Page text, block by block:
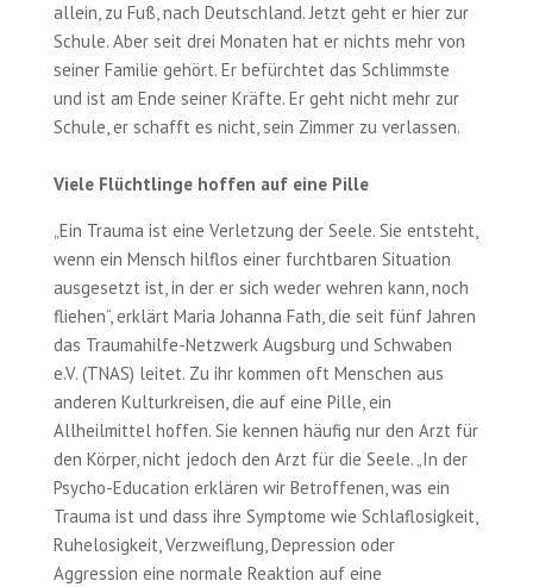
allein, zu Fuß, nach Deutschland. Jetzt geht er hier zur
Schule. Aber seit drei Monaten hat er nichts mehr von
seiner Familie gehört. Er befürchtet das Schlimmste
und ist am Ende seiner Kräfte. Er geht nicht mehr zur
Schule, er schafft es nicht, sein Zimmer zu verlassen.
Viele Flüchtlinge hoffen auf eine Pille
„Ein Trauma ist eine Verletzung der Seele. Sie entsteht,
wenn ein Mensch hilflos einer furchtbaren Situation
ausgesetzt ist, in der er sich weder wehren kann, noch
fliehen“, erklärt Maria Johanna Fath, die seit fünf Jahren
das Traumahilfe-Netzwerk Augsburg und Schwaben
e.V. (TNAS) leitet. Zu ihr kommen oft Menschen aus
anderen Kulturkreisen, die auf eine Pille, ein
Allheilmittel hoffen. Sie kennen häufig nur den Arzt für
den Körper, nicht jedoch den Arzt für die Seele. „In der
Psycho-Education erklären wir Betroffenen, was ein
Trauma ist und dass ihre Symptome wie Schlaflosigkeit,
Ruhelosigkeit, Verzweiflung, Depression oder
Aggression eine normale Reaktion auf eine